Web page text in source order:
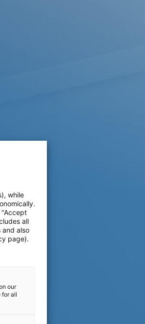
while
"Accept
all
and also
page).
our
for all